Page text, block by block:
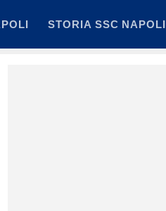
STORIA SSC NAPOLI